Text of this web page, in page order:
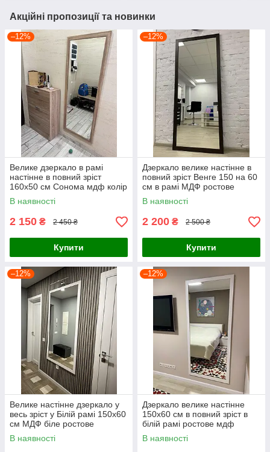
Акційні пропозиції та новинки
–12%
Велике дзеркало в рамі
настінне в повний зріст
160x50 см Сонома мдф колір
дуб Сонома
В наявності
2 150 ₴ 2 450 ₴
Купити
–12%
Дзеркало велике настінне в
повний зріст Венге 150 на 60
см в рамі МДФ ростове
коричневе
В наявності
2 200 ₴ 2 500 ₴
Купити
–12%
Велике настінне дзеркало у
весь зріст у Білій рамі 150х60
см МДФ біле ростове
В наявності
–12%
Дзеркало велике настінне
150х60 см в повний зріст в
білій рамі ростове мдф
В наявності